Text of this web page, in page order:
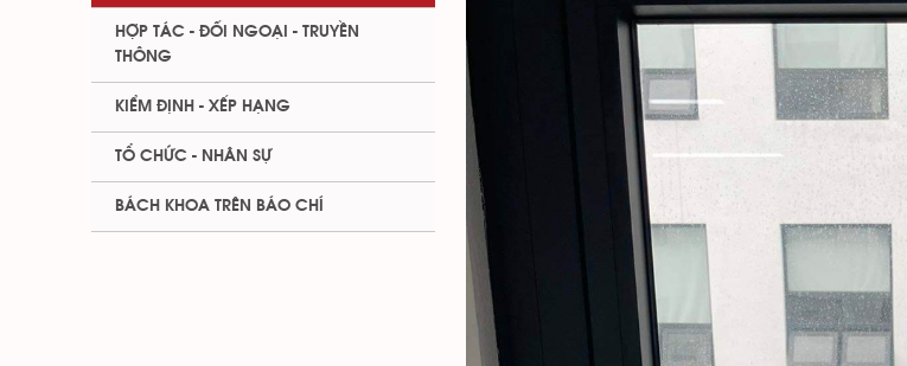
HỢP TÁC - ĐỐI NGOẠI - TRUYỀN
THÔNG
KIỂM ĐỊNH - XẾP HẠNG
TỔ CHỨC - NHÂN SỰ
BÁCH KHOA TRÊN BÁO CHÍ